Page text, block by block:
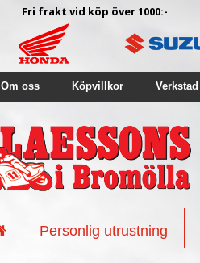
Fri frakt vid köp över 1000:-
Om oss Köpvillkor Verkstad
Personlig utrustning